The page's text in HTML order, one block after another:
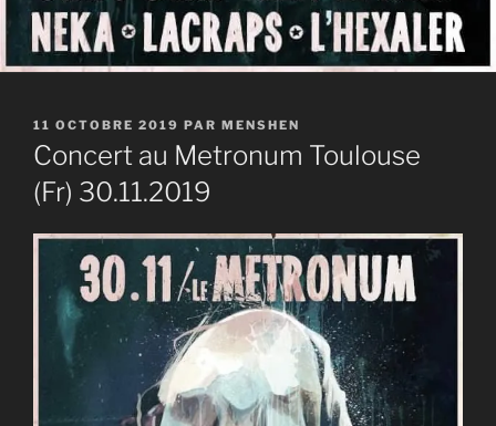
PUBLIÉ
LE
11 OCTOBRE 2019 PAR MENSHEN
Concert au Metronum Toulouse
(Fr) 30.11.2019